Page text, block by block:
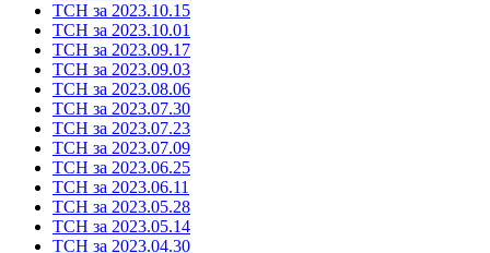
ТСН за 2023.10.15
ТСН за 2023.10.01
ТСН за 2023.09.17
ТСН за 2023.09.03
ТСН за 2023.08.06
ТСН за 2023.07.30
ТСН за 2023.07.23
ТСН за 2023.07.09
ТСН за 2023.06.25
ТСН за 2023.06.11
ТСН за 2023.05.28
ТСН за 2023.05.14
ТСН за 2023.04.30